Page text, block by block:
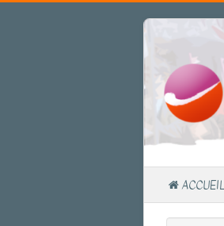
ACCUEIL